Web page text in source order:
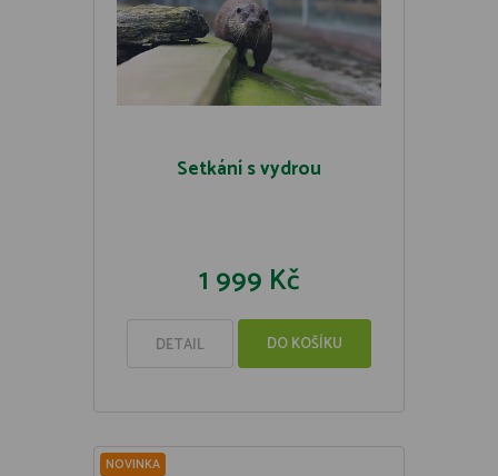
Setkání s vydrou
1 999 Kč
DETAIL DO KOŠÍKU
NOVINKA